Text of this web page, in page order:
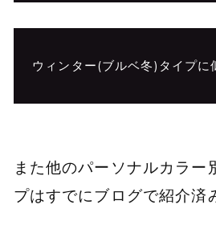
ウィンター(ブルベ冬)タイプに
また他のパーソナルカラー
プはすでにブログで紹介済